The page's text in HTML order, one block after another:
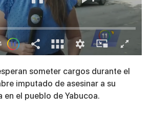
someter cargos durante el
imputado de asesinar a su
en el pueblo de Yabucoa.